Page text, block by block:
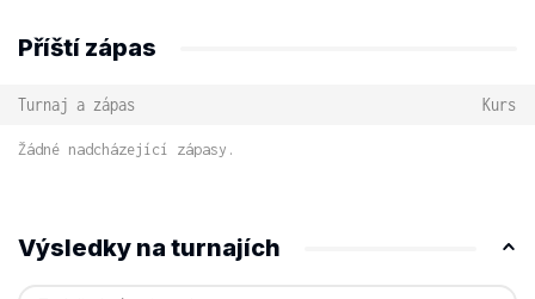
Příští zápas
Turnaj a zápas Kurs
Žádné nadcházející zápasy.
Výsledky na turnajích